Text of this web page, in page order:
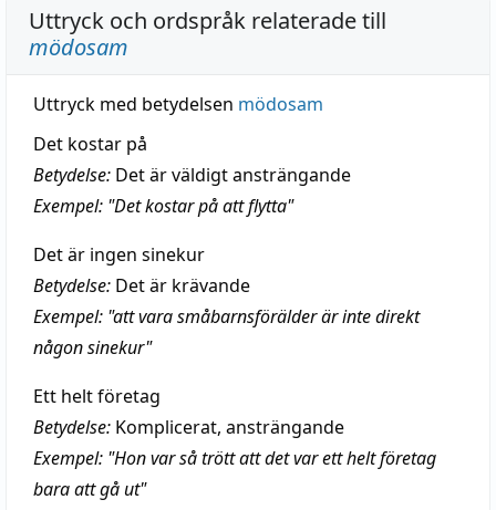
Uttryck och ordspråk relaterade till
mödosam
Uttryck med betydelsen mödosam
Det kostar på
Betydelse: Det är väldigt ansträngande
Exempel: "Det kostar på att flytta"
Det är ingen sinekur
Betydelse: Det är krävande
Exempel: "att vara småbarnsförälder är inte direkt
någon sinekur"
Ett helt företag
Betydelse: Komplicerat, ansträngande
Exempel: "Hon var så trött att det var ett helt företag
bara att gå ut"